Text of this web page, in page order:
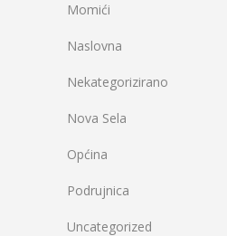
Momići
Naslovna
Nekategorizirano
Nova Sela
Općina
Podrujnica
Uncategorized